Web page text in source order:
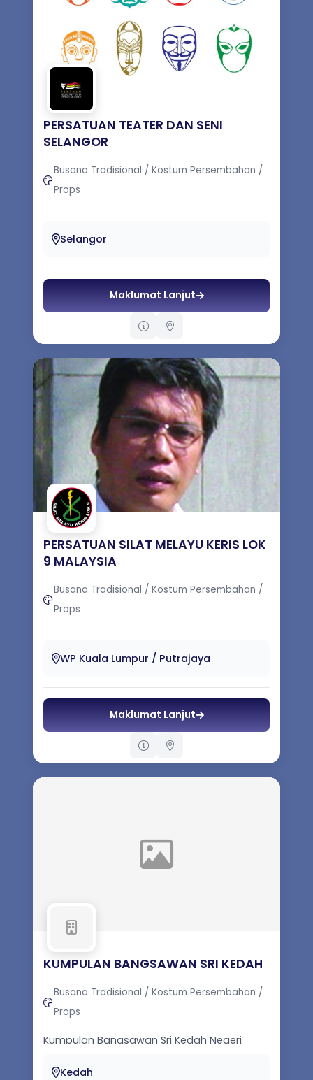
Jurulatih Seni Budaya Negara (JSBN)
PERSATUAN TEATER DAN SENI
SELANGOR
Busana Tradisional / Kostum Persembahan /
Props
Teater.Seni tarikan,Silat,Puisi Dan Seni kreatif
Selangor
Maklumat Lanjut
PERSATUAN SILAT MELAYU KERIS LOK
9 MALAYSIA
Busana Tradisional / Kostum Persembahan /
Props
Beladiri, Senaman Melayu & Urut Melayu
WP Kuala Lumpur / Putrajaya
Maklumat Lanjut
KUMPULAN BANGSAWAN SRI KEDAH
Busana Tradisional / Kostum Persembahan /
Props
Kumpulan Bangsawan Sri Kedah Negeri
Ibrahim atau dikenali sebagai Pak Morad
Kedah